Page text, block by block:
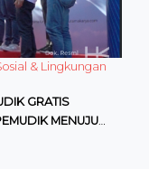
& Lingkungan
GRATIS
MENUJU